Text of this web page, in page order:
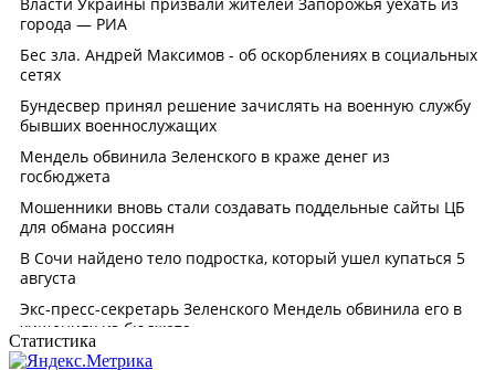
Статистика